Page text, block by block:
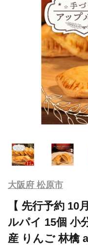
大阪府 松原市
【 先行予約
ルパイ 15個 小
産 りんご 林檎